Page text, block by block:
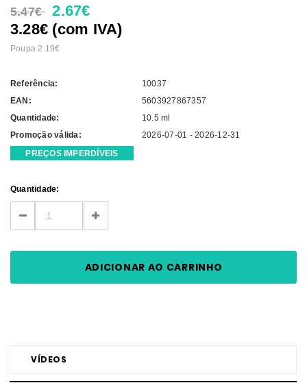
5.47€ 2.67€
3.28€ (com IVA)
Poupa 2.19€
Referência:
10037
EAN:
5603927867357
Quantidade:
10.5 ml
Promoção válida:
2026-07-01 - 2026-12-31
PREÇOS IMPERDÍVEIS
Current
Stock:
Quantidade:
DECREASE
QUANTITY:
INCREASE
QUANTITY:
VÍDEOS